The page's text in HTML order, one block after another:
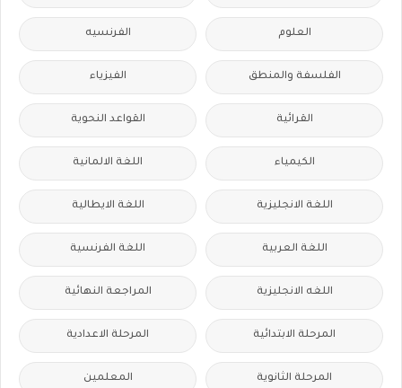
العلوم الفرنسيه
الفلسفة والمنطق الفيزياء
القرائية القواعد النحوية
الكيمياء اللغة الالمانية
اللغة الانجليزية اللغة الايطالية
اللغة العربية اللغة الفرنسية
اللغه الانجليزية المراجعة النهائية
المرحلة الابتدائية المرحلة الاعدادية
المرحلة الثانوية المعلمين